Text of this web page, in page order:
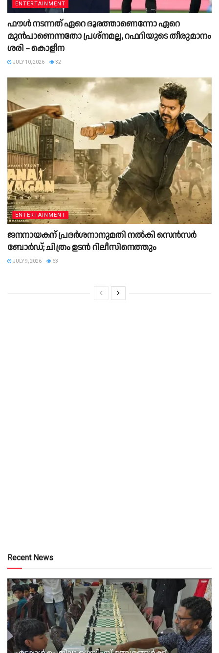
ENTERTAINMENT
ഫൗൾ നടന്നത് ഏറെ ദൂരത്താണെന്നോ ഏറെ
മുൻപാണെന്നതോ പ്രശ്നമല്ല, റഫറിയുടെ തീരുമാനം
ശരി – കൊളീന
JULY 10, 2026 32
ENTERTAINMENT
ജനനായകന് പ്രദർശനാനുമതി നൽകി സെൻസർ
ബോർഡ്; ചിത്രം ഉടൻ റിലീസിനെത്തും
JULY 9, 2026 63
Recent News